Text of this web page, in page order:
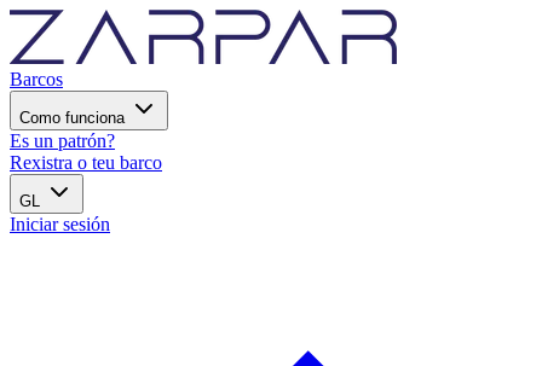
Barcos
Como funciona
Es un patrón?
Rexistra o teu barco
GL
Iniciar sesión